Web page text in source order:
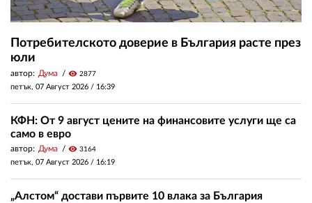
Потребителското доверие в България расте през
юли
автор: Дума visibility 2877
петък, 07 Август 2026 / 16:39
КФН: От 9 август цените на финансовите услуги ще са
само в евро
автор: Дума visibility 3164
петък, 07 Август 2026 / 16:19
„Алстом“ достави първите 10 влака за България